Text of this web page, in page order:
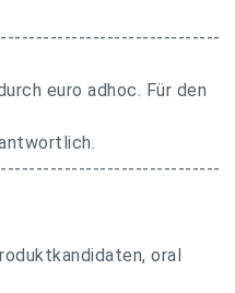
euro adhoc. Für den
oral